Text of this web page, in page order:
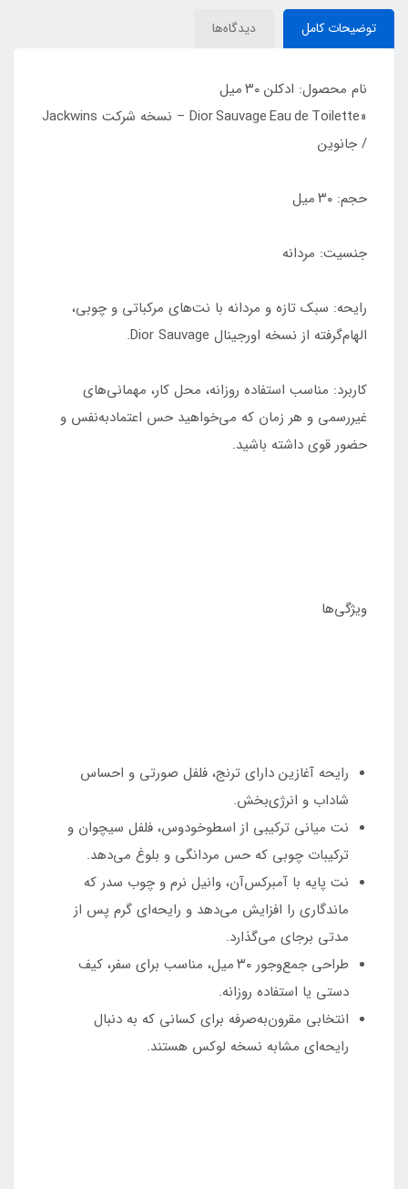
توضیحات کامل دیدگاه‌ها
نام محصول: ادکلن ۳۰ میل
«Dior Sauvage Eau de Toilette – نسخه شرکت Jackwins
/ جانوین
حجم: ۳۰ میل
جنسیت: مردانه
رایحه: سبک تازه و مردانه با نت‌های مرکباتی و چوبی،
الهام‌گرفته از نسخه اورجینال Dior Sauvage.
کاربرد: مناسب استفاده روزانه، محل کار، مهمانی‌های
غیررسمی و هر زمان که می‌خواهید حس اعتمادبه‌نفس و
حضور قوی داشته باشید.
ویژگی‌ها
رایحه آغازین دارای ترنج، فلفل صورتی و احساس
شاداب و انرژی‌بخش.
نت میانی ترکیبی از اسطوخودوس، فلفل سیچوان و
ترکیبات چوبی که حس مردانگی و بلوغ می‌دهد.
نت پایه با آمبرکس‌آن، وانیل نرم و چوب سدر که
ماندگاری را افزایش می‌دهد و رایحه‌ای گرم پس از
مدتی برجای می‌گذارد.
طراحی جمع‌وجور ۳۰ میل، مناسب برای سفر، کیف
دستی یا استفاده روزانه.
انتخابی مقرون‌به‌صرفه برای کسانی که به دنبال
رایحه‌ای مشابه نسخه لوکس هستند.